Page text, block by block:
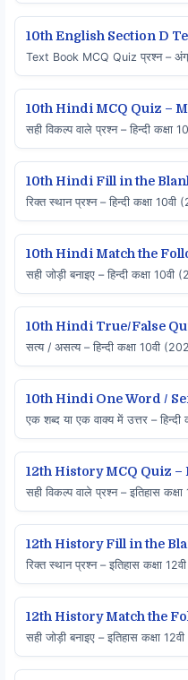
10th English Section D
Text Book MCQ Quiz प्रश्न –
10th Hindi MCQ Quiz –
सही विकल्प वाले प्रश्न – हिन्दी
10th Hindi Fill in the
रिक्त स्थान प्रश्न – हिन्दी कक्षा
10th Hindi Match the
सही जोड़ी बनाइए – हिन्दी कक्षा
10th Hindi True/False
सत्य / असत्य – हिन्दी कक्षा 10वी
10th Hindi One Word /
एक शब्द या एक वाक्य में उत्तर –
12th History MCQ Quiz –
सही विकल्प वाले प्रश्न – इतिहास
12th History Fill in the
रिक्त स्थान प्रश्न – इतिहास कक्षा
12th History Match the
सही जोड़ी बनाइए – इतिहास कक्षा